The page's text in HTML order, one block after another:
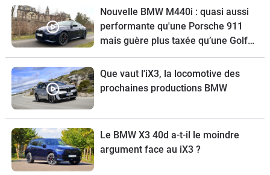
Nouvelle BMW M440i : quasi aussi
performante qu'une Porsche 911
mais guère plus taxée qu’une Golf
GTI
Que vaut l'iX3, la locomotive des
prochaines productions BMW
Le BMW X3 40d a-t-il le moindre
argument face au iX3 ?